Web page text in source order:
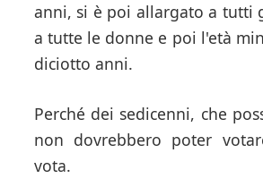
anni, si è poi allargato a tutti
a tutte le donne e poi l'età
diciotto anni.
Perché dei sedicenni, che
non dovrebbero poter
vota.